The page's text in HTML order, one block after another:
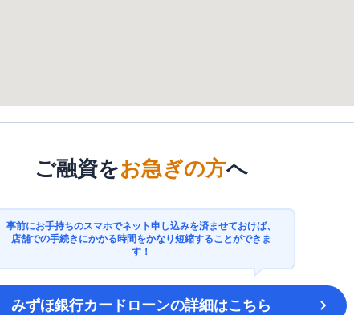
ご融資をお急ぎの方へ
事前にお手持ちのスマホでネット申し込みを済ませておけば、
店舗での手続きにかかる時間をかなり短縮することができま
す！
みずほ銀行カードローンの詳細はこちら